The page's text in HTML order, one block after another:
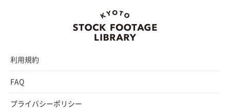
利用規約
FAQ
プライバシーポリシー